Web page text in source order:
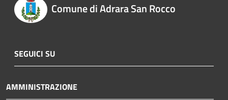
Comune di Adrara San Rocco
SEGUICI SU
AMMINISTRAZIONE